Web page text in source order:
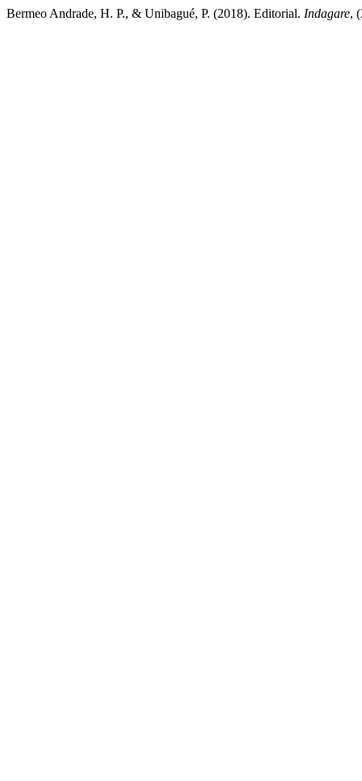
Bermeo Andrade, H. P., & Unibagué, P. (2018). Editorial. Indagare,